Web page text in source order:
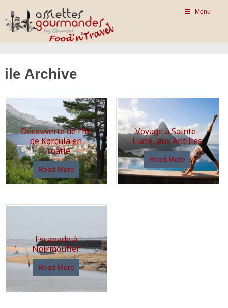
Menu
ile Archive
Découverte de l’île
de Korcula en
Croatie
Read More
Voyage à Sainte-
Lucie, aux Antilles
Read More
Escapade à
Noirmoutier
Read More